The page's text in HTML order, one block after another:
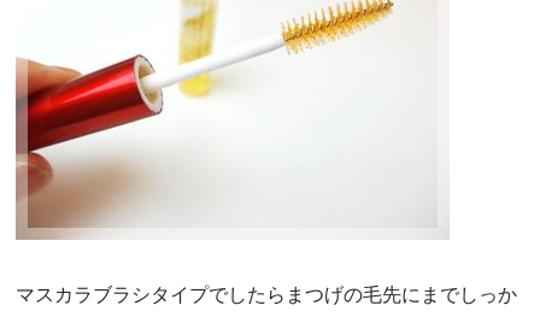
マスカラブラシタイプでしたらまつげの毛先にまでしっか